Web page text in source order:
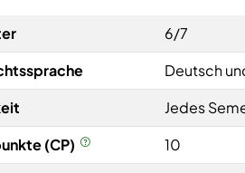
6/7
Deutsch
Jedes
(CP)
10